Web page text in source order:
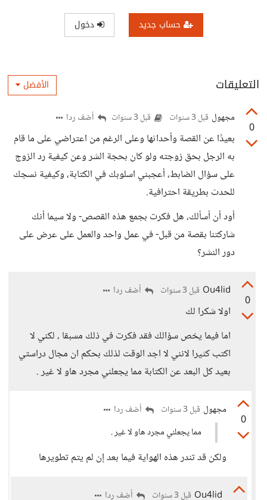
حساب جديد دخول
التعليقات الأفضل
0
مجهول قبل 3 سنوات قبل 3 سنوات أضف ردا
بعيدًا عن القصة وأحداثها وعلى الرغم من اعتراضي على ما قام
به الرجل بحق زوجته ولو كان بحجة الشر وعن كيفية رد الزوج
على سؤال الضابط، أعجبني اسلوبك في الكتابة، وكيفية نسجك
للحدث بطريقة احترافية.
أود أن أسألك، هل فكرت بجمع هذه القصص- ولا سيما أنك
شاركتنا بقصة من قبل- في عمل واحد والعمل على عرض على
دور النشر؟
0
Ou4lid قبل 3 سنوات أضف ردا
اولا شكرا لك
اما فيما يخص سؤالك فقد فكرت في ذلك مسبقا ، لكني لا
اكتب كثيرا لانني لا اجد الوقت لذلك بحكم ان مجال دراستي
بعيد كل البعد عن الكتابة مما يجعلني مجرد هاو لا غير .
0
مجهول قبل 3 سنوات
أضف ردا
مما يجعلني مجرد هاو لا غير .
ولكن قد تندر هذه الهواية فيما بعد إن لم يتم تطويرها
Ou4lid قبل 3 سنوات أضف ردا